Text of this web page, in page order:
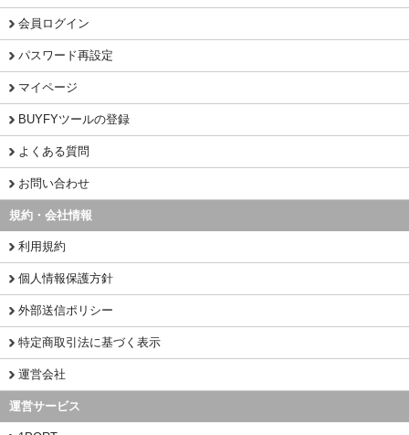
会員ログイン
パスワード再設定
マイページ
BUYFYツールの登録
よくある質問
お問い合わせ
規約・会社情報
利用規約
個人情報保護方針
外部送信ポリシー
特定商取引法に基づく表示
運営会社
運営サービス